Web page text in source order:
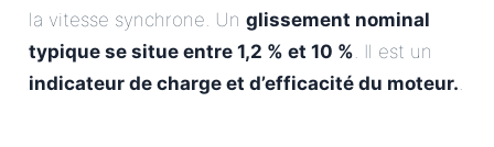
la vitesse synchrone. Un glissement nominal
typique se situe entre 1,2 % et 10 %. Il est un
indicateur de charge et d’efficacité du moteur..